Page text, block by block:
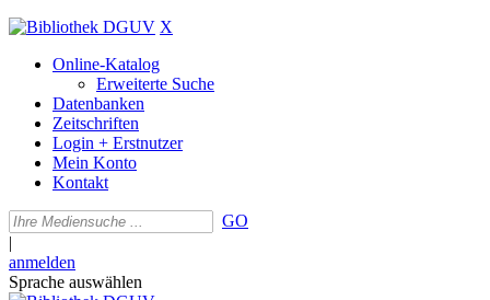
X
Online-Katalog
Erweiterte Suche
Datenbanken
Zeitschriften
Login + Erstnutzer
Mein Konto
Kontakt
GO
|
anmelden
Sprache auswählen